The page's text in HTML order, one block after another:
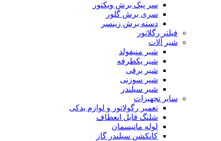
سر پیک برش ویکتور
سری برش گلور
دسته برش زینسر
فیلتر رگلاتور
شیر آلات
شیر منیفولد
شیر یکطرفه
شیر برقی
شیر سوزنی
شیر سیلندر
سایر تجهیزات
تعمیر رگولاتور و لوازم یدکی
شلنگ قابل انعطاف
لوله مانیسمان
کانکشن سیلندر گاز